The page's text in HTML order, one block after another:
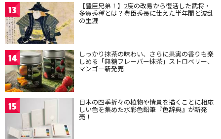
13 【豊臣兄弟！】2度の改易から復活した武将・
多賀秀種とは？豊臣秀長に仕えた半年間と波乱
の生涯
14 しっかり抹茶の味わい、さらに果実の香りも楽
しめる「無糖フレーバー抹茶」ストロベリー、
マンゴー新発売
15 日本の四季折々の植物や情景を描くことに相応
しい色を集めた水彩色鉛筆『色辞典』が新発
売！